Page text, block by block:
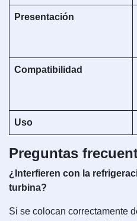
Presentación
Compatibilidad
Uso
Preguntas
¿Interfieren con la
turbina?
Si se colocan correctamente